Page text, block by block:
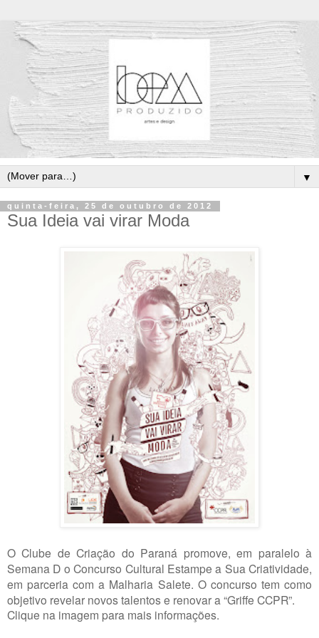
▼
quinta-feira, 25 de outubro de 2012
Sua Ideia vai virar Moda
O Clube de Criação do Paraná promove, em paralelo à
Semana D o Concurso Cultural Estampe a Sua Criatividade,
em parceria com a Malharia Salete. O concurso tem como
objetivo revelar novos talentos e renovar a “Griffe CCPR”.
Clique na imagem para mais informações.